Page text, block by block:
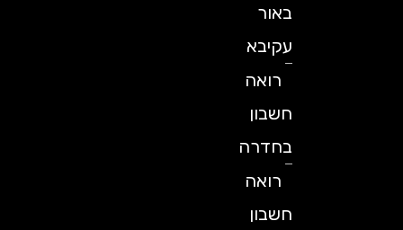
באור
עקיבא
רואה
חשבון
בחדרה
רואה
חשבון